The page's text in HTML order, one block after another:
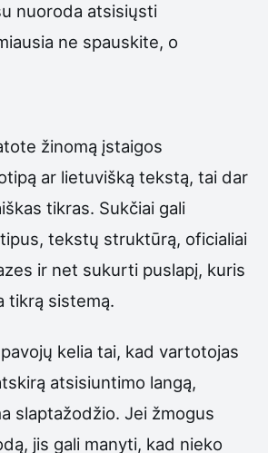
nuoroda atsisiųsti
ne spauskite, o
žinomą įstaigos
ar lietuvišką tekstą, tai dar
tikras. Sukčiai gali
tekstų struktūrą, oficialiai
ir net sukurti puslapį, kuris
tikrą sistemą.
kelia tai, kad vartotojas
atsisiuntimo langą,
slaptažodžio. Jei žmogus
jis gali manyti, kad nieko